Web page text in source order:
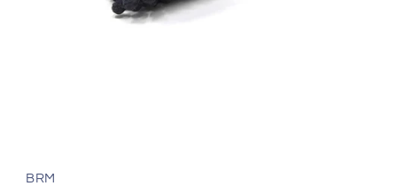
BRM